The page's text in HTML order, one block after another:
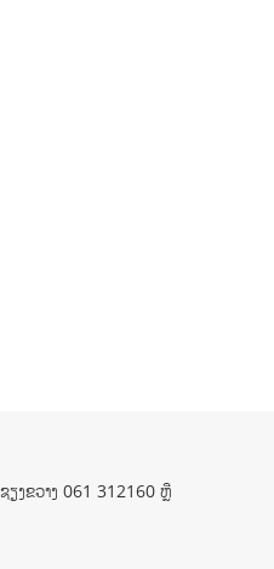
ຽງຂວາງ 061 312160 ຫຼື